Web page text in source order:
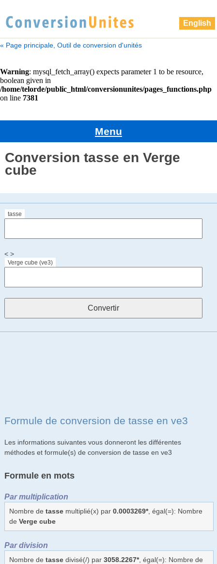
English
« Page principale, Outil de conversion d'unités
Menu
Conversion tasse en Verge
cube
tasse
< >
Verge cube (ve3)
Formule de conversion de tasse en ve3
Les informations suivantes vous donneront les différentes
méthodes et formule(s) de conversion de tasse en ve3
Formule en mots
Par multiplication
Nombre de tassemultiplié(x) par 0.0003269*, égal(=): Nombre
de Verge cube
Par division
Nombre de tassedivisé(/) par 3058.2267*, égal(=): Nombre de